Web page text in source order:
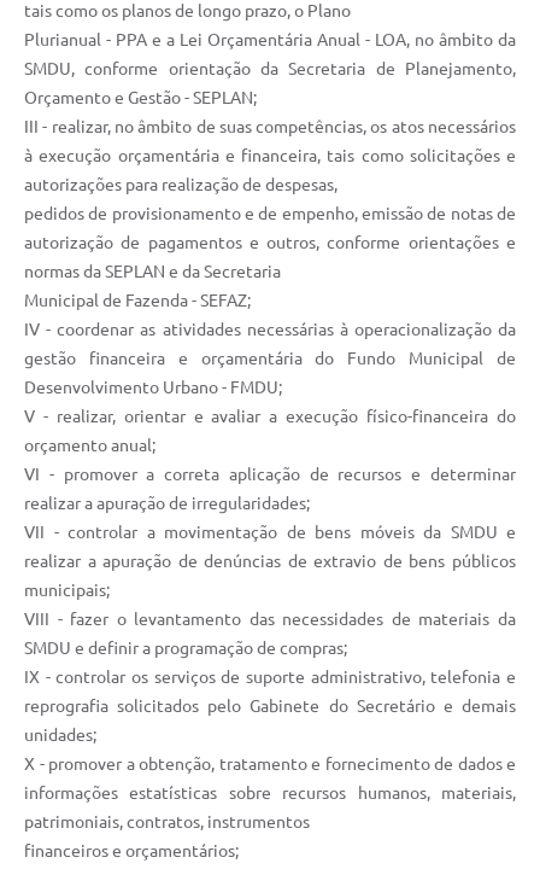
tais como os planos de longo prazo, o Plano
Plurianual - PPA e a Lei Orçamentária Anual - LOA, no âmbito da
SMDU, conforme orientação da Secretaria de Planejamento,
Orçamento e Gestão - SEPLAN;
III - realizar, no âmbito de suas competências, os atos necessários
à execução orçamentária e financeira, tais como solicitações e
autorizações para realização de despesas,
pedidos de provisionamento e de empenho, emissão de notas de
autorização de pagamentos e outros, conforme orientações e
normas da SEPLAN e da Secretaria
Municipal de Fazenda - SEFAZ;
IV - coordenar as atividades necessárias à operacionalização da
gestão financeira e orçamentária do Fundo Municipal de
Desenvolvimento Urbano - FMDU;
V - realizar, orientar e avaliar a execução físico-financeira do
orçamento anual;
VI - promover a correta aplicação de recursos e determinar
realizar a apuração de irregularidades;
VII - controlar a movimentação de bens móveis da SMDU e
realizar a apuração de denúncias de extravio de bens públicos
municipais;
VIII - fazer o levantamento das necessidades de materiais da
SMDU e definir a programação de compras;
IX - controlar os serviços de suporte administrativo, telefonia e
reprografia solicitados pelo Gabinete do Secretário e demais
unidades;
X - promover a obtenção, tratamento e fornecimento de dados e
informações estatísticas sobre recursos humanos, materiais,
patrimoniais, contratos, instrumentos
financeiros e orçamentários;